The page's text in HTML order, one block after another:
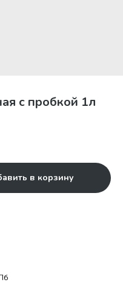
с пробкой 1л
в корзину